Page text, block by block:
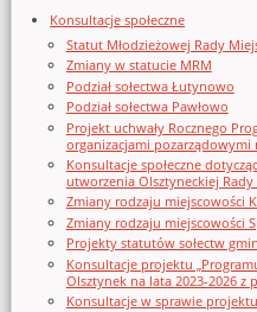
Konsultacje społeczne
Statut Młodzieżowej Rady
Zmiany w statucie MRM
Podział sołectwa Łutynowo
Podział sołectwa Pawłowo
Projekt uchwały Rocznego
organizacjami pozarządowymi
Konsultacje społeczne
utworzenia Olsztyneckiej
Zmiany rodzaju miejscowości
Zmiany rodzaju miejscowości
Projekty statutów sołectw
Konsultacje projektu
Olsztynek na lata 2023-2026 z
Konsultacje w sprawie